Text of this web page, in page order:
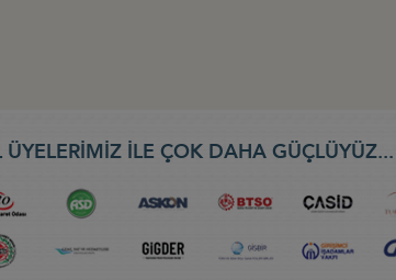
İLE ÇOK DAHA GÜÇLÜYÜZ...